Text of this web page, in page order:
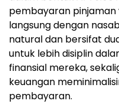
pembayaran
langsung dengan
natural dan bersifat
untuk lebih disiplin
finansial mereka,
keuangan
pembayaran.